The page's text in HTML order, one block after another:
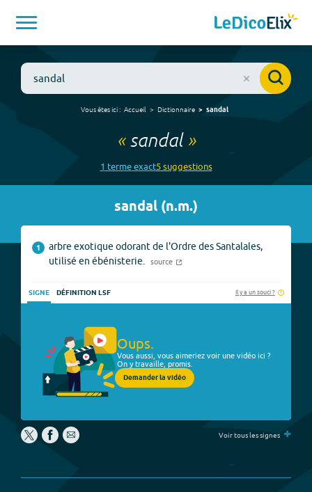
Vous êtes ici : Accueil Dictionnaire sandal
«sandal»
1 termeexact5suggestions
sandal (n.m.)
1
arbre exotique odorant de l'Ordre des Santalales,
utilisé en ébénisterie.
source
SIGNE DÉFINITION LSF Il y a un souci ?
Oups.
Vous aussi, vous aimeriez voir une vidéo ici ?
On y travaille, promis.
Demander la vidéo
Voir tous les signes +